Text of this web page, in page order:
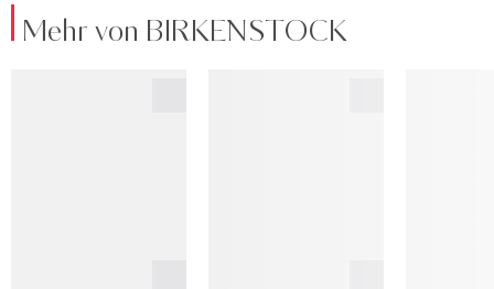
Mehr von BIRKENSTOCK